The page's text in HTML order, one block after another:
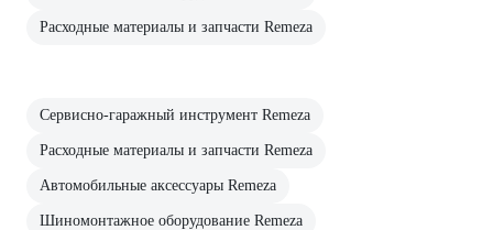
Расходные материалы и запчасти Remeza
Сервисно-гаражный инструмент Remeza
Расходные материалы и запчасти Remeza
Автомобильные аксессуары Remeza
Шиномонтажное оборудование Remeza